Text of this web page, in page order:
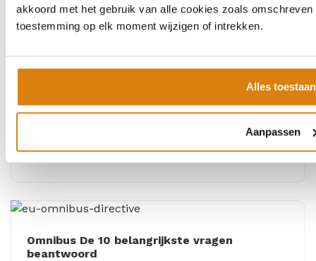
akkoord met het gebruik van alle cookies zoals
toestemming op elk moment wijzigen of intrekken.
Alles toestaan
Aanpassen
14 maart '25
VSME: Wat moet jij weten? In de huidige
ondernemingen, maar...
Omnibus De 10 belangrijkste vragen
beantwoord